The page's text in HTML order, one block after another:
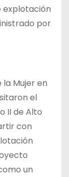
explotación
por
Mujer en
el
II de Alto
con
un